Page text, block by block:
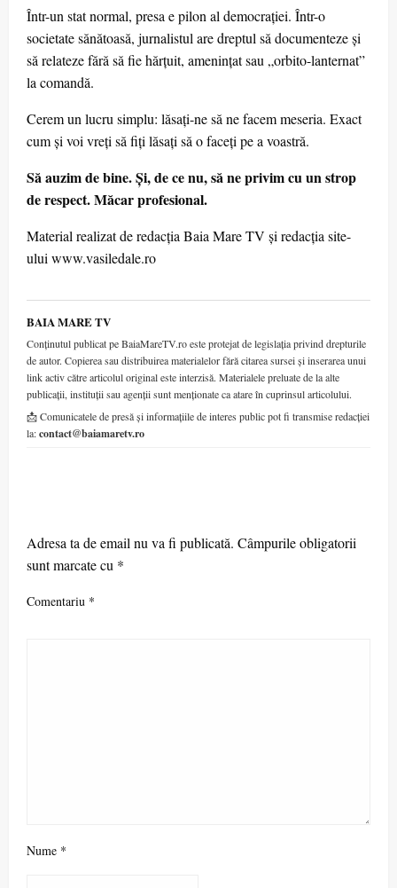
Într-un stat normal, presa e pilon al democrației. Într-o
societate sănătoasă, jurnalistul are dreptul să documenteze și
să relateze fără să fie hărțuit, amenințat sau „orbito-lanternat”
la comandă.
Cerem un lucru simplu: lăsați-ne să ne facem meseria. Exact
cum și voi vreți să fiți lăsați să o faceți pe a voastră.
Să auzim de bine. Și, de ce nu, să ne privim cu un strop
de respect. Măcar profesional.
Material realizat de redacția Baia Mare TV și redacția site-
ului www.vasiledale.ro
BAIA MARE TV
Conținutul publicat pe BaiaMareTV.ro este protejat de legislația privind drepturile
de autor. Copierea sau distribuirea materialelor fără citarea sursei și inserarea unui
link activ către articolul original este interzisă. Materialele preluate de la alte
publicații, instituții sau agenții sunt menționate ca atare în cuprinsul articolului.
📩 Comunicatele de presă și informațiile de interes public pot fi transmise redacției
la:contact@baiamaretv.ro
Adresa ta de email nu va fi publicată. Câmpurile obligatorii
sunt marcate cu *
Comentariu *
Nume *